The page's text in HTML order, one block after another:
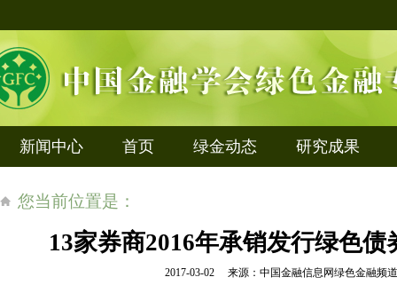
新闻中心 首页 绿金动态 研究成果
您当前位置是：
13家券商2016年承销发行绿色债
2017-03-02 来源：中国金融信息网绿色金融